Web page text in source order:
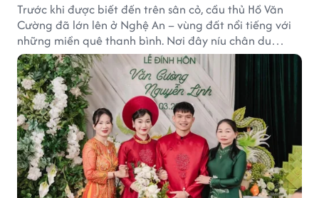
Trước khi được biết đến trên sân cỏ, cầu thủ Hồ Văn
Cường đã lớn lên ở Nghệ An – vùng đất nổi tiếng với
những miền quê thanh bình. Nơi đây níu chân du
khách bằng cánh đồng xanh, làng quê yên ả và nhịp
sống chậm đầy bình yên.